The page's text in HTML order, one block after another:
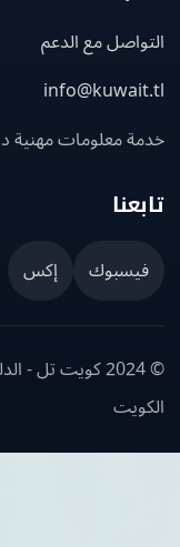
مع الدعم
معلومات مهنية داخل
إكس
© 2024 كويت تل -